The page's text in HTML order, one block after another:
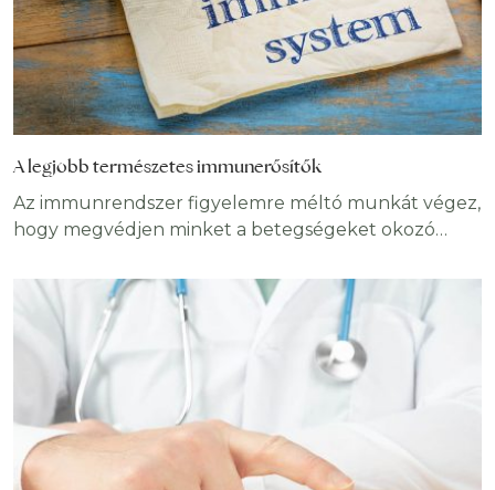
A legjobb természetes immunerősítők
Az immunrendszer figyelemre méltó munkát végez,
hogy megvédjen minket a betegségeket okozó
vall, és egy-egy kórokozó sikeresen megbetegít
bennünket. Vajon be lehet-e beavatkozni ebbe a
folyamatba, és megerősíteni az immunrendszert?
Bizonyos étrend változtatásokkal sokat tehetünk a
majdnem tökéletes immunválasz érdekében,
mutatjuk, melyek a leghatékinyabb természetes
immunerősítők. Természetes immunerősítők
sokasága áll